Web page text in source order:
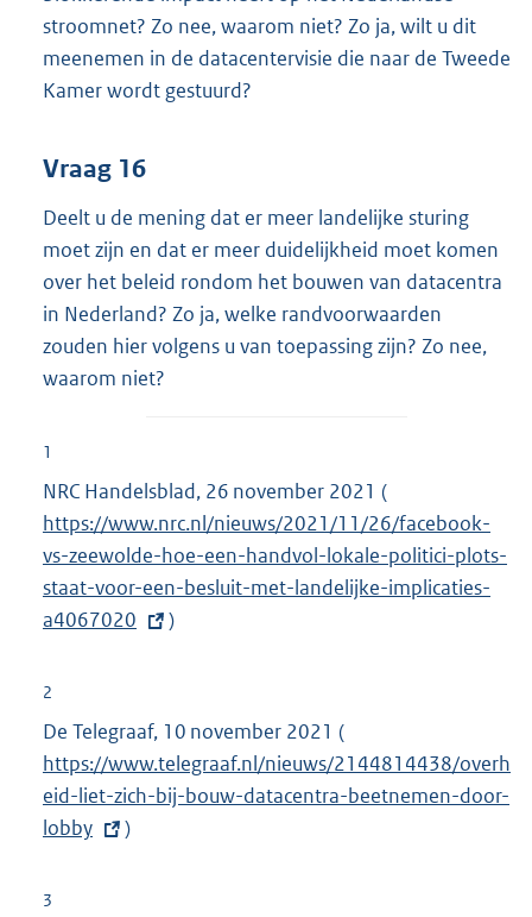
stroomnet? Zo nee, waarom niet? Zo ja, wilt u dit
meenemen in de datacentervisie die naar de Tweede
Kamer wordt gestuurd?
Vraag 16
Deelt u de mening dat er meer landelijke sturing
moet zijn en dat er meer duidelijkheid moet komen
over het beleid rondom het bouwen van datacentra
in Nederland? Zo ja, welke randvoorwaarden
zouden hier volgens u van toepassing zijn? Zo nee,
waarom niet?
1
NRC Handelsblad, 26 november 2021 (
x
t
e
n
k
https://www.nrc.nl/nieuws/2021/11/26/facebook-
vs-zeewolde-hoe-een-handvol-lokale-politici-plots-
staat-voor-een-besluit-met-landelijke-implicaties-
a4067020
)
2
De Telegraaf, 10 november 2021 (
x
t
https://www.telegraaf.nl/nieuws/2144814438/overh
eid-liet-zich-bij-bouw-datacentra-beetnemen-door-
lobby
)
3